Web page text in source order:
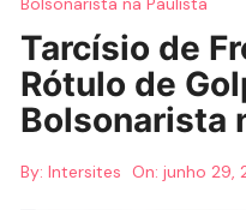
Tarcísio de
Rótulo de
Bolsonarista
By: Intersites On:junho 29,